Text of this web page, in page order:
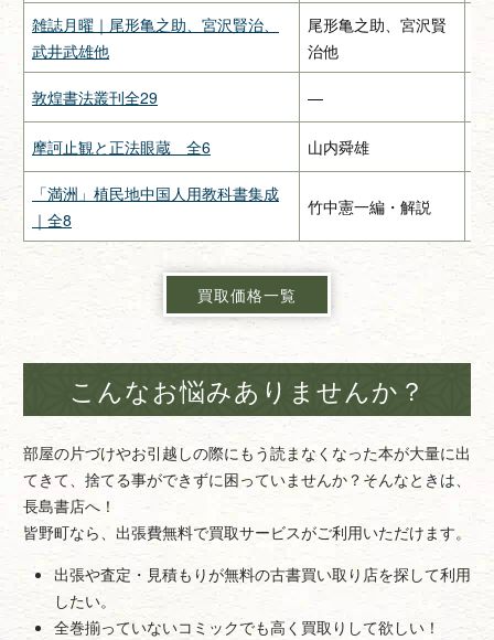
雑誌月曜｜尾形亀之助、宮沢賢治、
武井武雄他
尾形亀之助、宮沢賢
治他
敦煌書法叢刊全29 —
摩訶止観と正法眼蔵 全6 山内舜雄
「満洲」植民地中国人用教科書集成
｜全8
竹中憲一編・解説
買取価格一覧
こんなお悩みありませんか？
部屋の片づけやお引越しの際にもう読まなくなった本が大量に出
てきて、捨てる事ができずに困っていませんか？そんなときは、
長島書店へ！
皆野町なら、出張費無料で買取サービスがご利用いただけます。
出張や査定・見積もりが無料の古書買い取り店を探して利用
したい。
全巻揃っていないコミックでも高く買取りして欲しい！